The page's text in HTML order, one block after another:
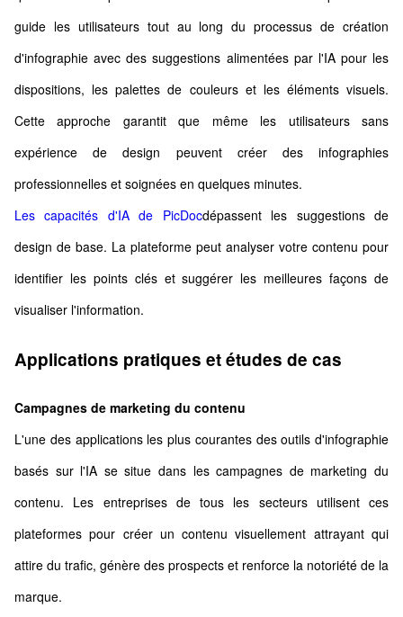
guide les utilisateurs tout au long du processus de création
d'infographie avec des suggestions alimentées par l'IA pour les
dispositions, les palettes de couleurs et les éléments visuels.
Cette approche garantit que même les utilisateurs sans
expérience de design peuvent créer des infographies
professionnelles et soignées en quelques minutes.
Les capacités d'IA de PicDocdépassent les suggestions de
design de base. La plateforme peut analyser votre contenu pour
identifier les points clés et suggérer les meilleures façons de
visualiser l'information.
Applications pratiques et études de cas
Campagnes de marketing du contenu
L'une des applications les plus courantes des outils d'infographie
basés sur l'IA se situe dans les campagnes de marketing du
contenu. Les entreprises de tous les secteurs utilisent ces
plateformes pour créer un contenu visuellement attrayant qui
attire du trafic, génère des prospects et renforce la notoriété de la
marque.